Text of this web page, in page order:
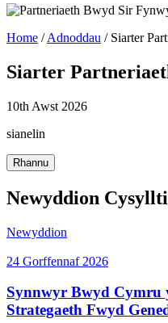
Home /Adnoddau / Siarter
Siarter
10th Awst 2026
sianelin
Rhannu
Newyddion
Newyddion
24 Gorffennaf 2026
Synnwyr Bwyd Cymru
Strategaeth Fwyd